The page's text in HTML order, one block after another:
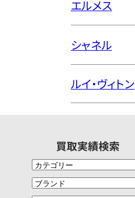
エルメス
シャネル
ルイ・ヴィトン
買取実績検索